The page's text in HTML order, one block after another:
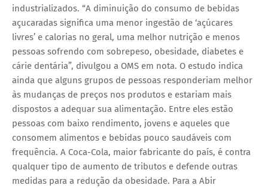
industrializados. “A diminuição do consumo de bebidas
açucaradas significa uma menor ingestão de ‘açúcares
livres’ e calorias no geral, uma melhor nutrição e menos
pessoas sofrendo com sobrepeso, obesidade, diabetes e
cárie dentária”, divulgou a OMS em nota. O estudo indica
ainda que alguns grupos de pessoas responderiam melhor
às mudanças de preços nos produtos e estariam mais
dispostos a adequar sua alimentação. Entre eles estão
pessoas com baixo rendimento, jovens e aqueles que
consomem alimentos e bebidas pouco saudáveis com
frequência. A Coca-Cola, maior fabricante do país, é contra
qualquer tipo de aumento de tributos e defende outras
medidas para a redução da obesidade. Para a Abir